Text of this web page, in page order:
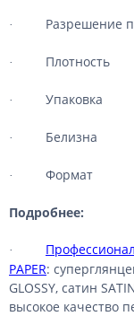
· Разрешение
· Плотность
· Упаковка
· Белизна
· Формат
Подробнее:
·
PAPER:
GLOSSY, сатин
высокое качество